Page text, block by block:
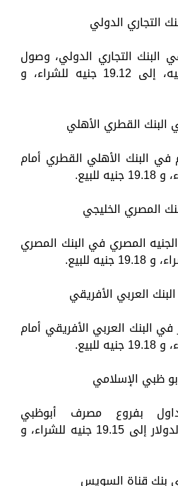
التجاري الدولي
البنك التجاري الدولي، وصول
سعر الدولار مقابل الجنيه، إلى 19.12 جنيه للشراء، و
البنك القطري الأهلي
في البنك الأهلي القطري أمام
المصري الخليجي
المصري في البنك المصري
العربي الأفريقي
البنك العربي الأفريقي أمام
ظبي الإسلامي
بفروع مصرف أبوظبي
الإسلامي، وصول سعر الدولار إلى 19.15 جنيه للشراء، و
بنك قناة السويس